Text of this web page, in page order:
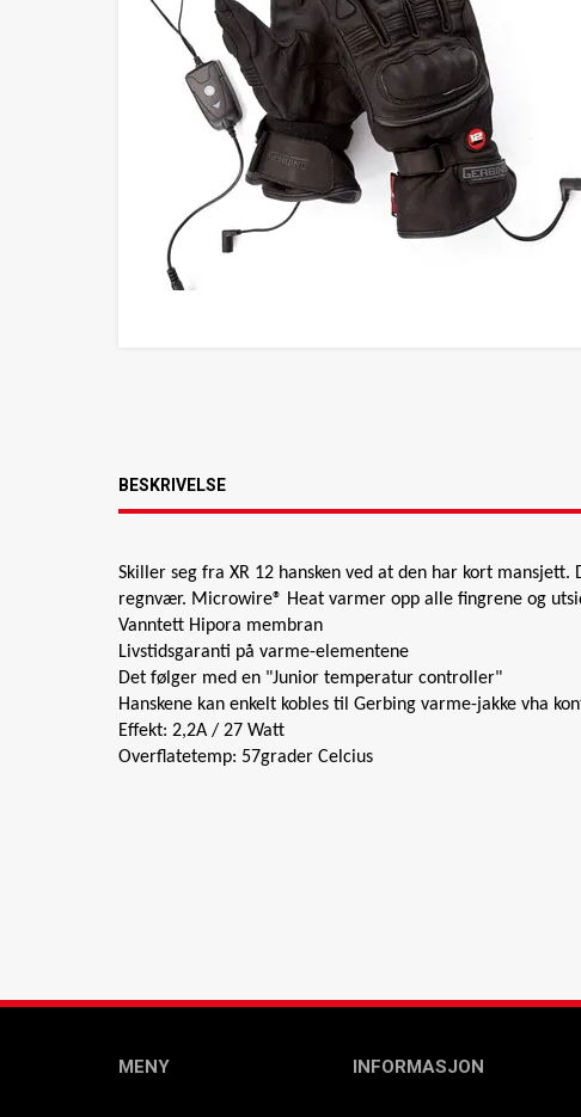
BESKRIVELSE
Skiller seg fra XR 12 hansken ved at den har kort
regnvær. Microwire® Heat varmer opp alle fingrene og
Vanntett Hipora membran
Livstidsgaranti på varme-elementene
Det følger med en "Junior temperatur controller"
Hanskene kan enkelt kobles til Gerbing varme-jakke vha
Effekt: 2,2A / 27 Watt
Overflatetemp: 57grader Celcius
MENY INFORMASJON